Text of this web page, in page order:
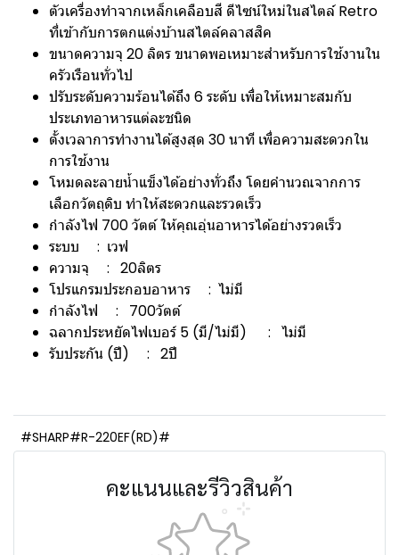
ตัวเครื่องทำจากเหล็กเคลือบสี ดีไซน์ใหม่ในสไตล์ Retro
ที่เข้ากับการตกแต่งบ้านสไตล์คลาสสิค
ขนาดความจุ 20 ลิตร ขนาดพอเหมาะสำหรับการใช้งานใน
ครัวเรือนทั่วไป
ปรับระดับความร้อนได้ถึง 6 ระดับ เพื่อให้เหมาะสมกับ
ประเภทอาหารแต่ละชนิด
ตั้งเวลาการทำงานได้สูงสุด 30 นาที เพื่อความสะดวกใน
การใช้งาน
โหมดละลายน้ำแข็งได้อย่างทั่วถึง โดยคำนวณจากการ
เลือกวัตถุดิบ ทำให้สะดวกและรวดเร็ว
กำลังไฟ 700 วัตต์ ให้คุณอุ่นอาหารได้อย่างรวดเร็ว
ระบบ : เวฟ
ความจุ : 20ลิตร
โปรแกรมประกอบอาหาร : ไม่มี
กำลังไฟ : 700วัตต์
ฉลากประหยัดไฟเบอร์ 5 (มี/ไม่มี) : ไม่มี
รับประกัน (ปี) : 2ปี
#SHARP#R-220EF(RD)#
คะแนนและรีวิวสินค้า